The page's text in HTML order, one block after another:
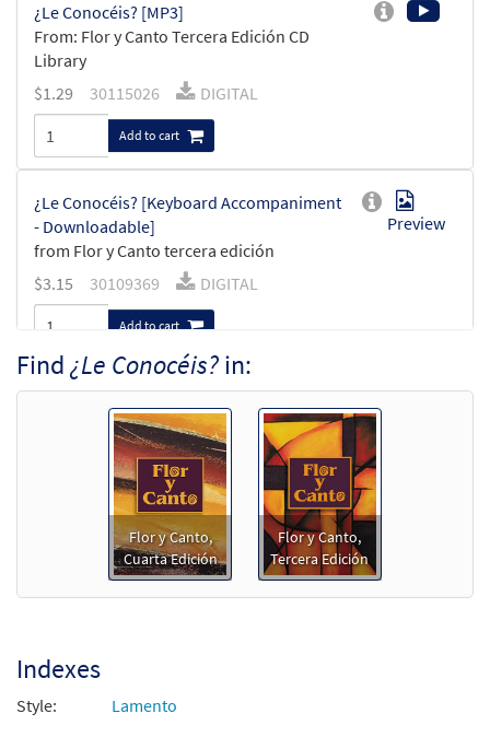
¿Le Conocéis? [MP3]
From: Flor y Canto Tercera Edición CD
Library
$1.29 30115026 DIGITAL
Add to cart
¿Le Conocéis? [Keyboard Accompaniment
- Downloadable]
from Flor y Canto tercera edición
Preview
$3.15 30109369 DIGITAL
Add to cart
¿Le Conocéis? [Guitar Accompaniment -
Downloadable]
from Flor y Canto tercera edición
30109370 DIGITAL
Add to cart
¿Le Conocéis? [PDF Chords Over Text -
Preview
Find¿Le Conocéis?in:
Flor y Canto,
Cuarta Edición
Flor y Canto,
Tercera Edición
Indexes
Style:
Lamento